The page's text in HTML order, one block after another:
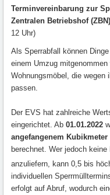
Terminvereinbarung zur
Zentralen Betriebshof (ZBN)
12 Uhr)
Als Sperrabfall können
einem Umzug
Wohnungsmöbel, die wegen
passen.
Der EVS hat zahlreiche
eingerichtet. Ab 01.01.2022
angefangenem Kubikmeter
berechnet. Wer jedoch
anzuliefern, kann 0,5 bis
individuellen
erfolgt auf Abruf, wodurch